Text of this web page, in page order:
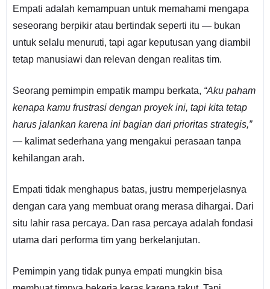
Empati adalah kemampuan untuk memahami mengapa
seseorang berpikir atau bertindak seperti itu — bukan
untuk selalu menuruti, tapi agar keputusan yang diambil
tetap manusiawi dan relevan dengan realitas tim.
Seorang pemimpin empatik mampu berkata, “Aku paham
kenapa kamu frustrasi dengan proyek ini, tapi kita tetap
harus jalankan karena ini bagian dari prioritas strategis,”
— kalimat sederhana yang mengakui perasaan tanpa
kehilangan arah.
Empati tidak menghapus batas, justru memperjelasnya
dengan cara yang membuat orang merasa dihargai. Dari
situ lahir rasa percaya. Dan rasa percaya adalah fondasi
utama dari performa tim yang berkelanjutan.
Pemimpin yang tidak punya empati mungkin bisa